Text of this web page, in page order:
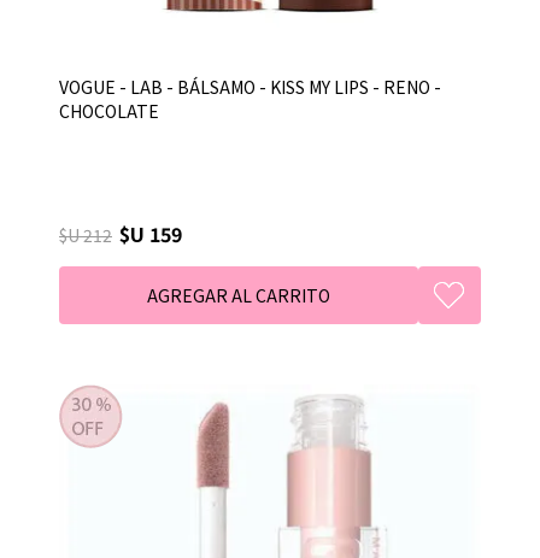
VOGUE - LAB - BÁLSAMO - KISS MY LIPS - RENO -
CHOCOLATE
$U 212 $U 159